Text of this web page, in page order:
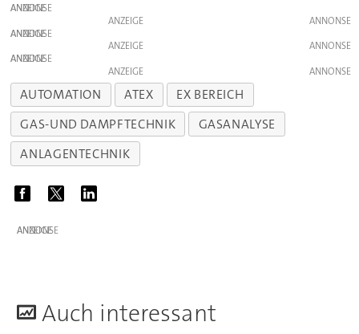
ANZEIGE
ANZEIGE
ANZEIGE
ANZEIGE
ANZEIGE
ANZEIGE
AUTOMATION ATEX
EX BEREICH
GAS-UND DAMPFTECHNIK
GASANALYSE
ANLAGENTECHNIK
ANZEIGE
Auch interessant